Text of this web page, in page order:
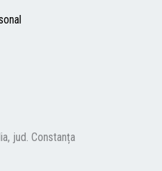
jud. Constanța